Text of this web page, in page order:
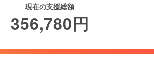
現在の支援総額
356,780円